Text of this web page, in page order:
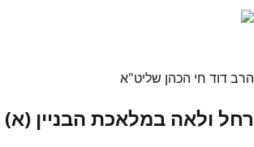
הרב דוד חי הכהן שליט"א
רחל ולאה במלאכת הבניין (א)